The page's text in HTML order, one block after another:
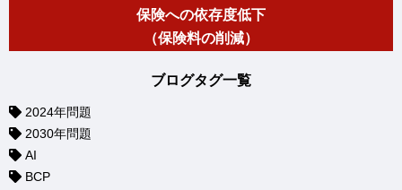
保険への依存度低下
（保険料の削減）
ブログタグ一覧
2024年問題
2030年問題
AI
BCP